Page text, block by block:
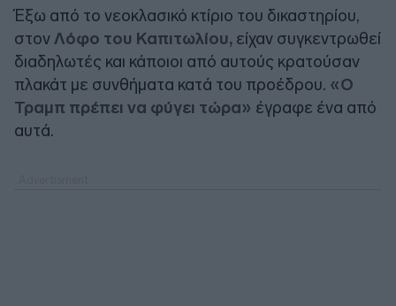
Έξω από το νεοκλασικό κτίριο του δικαστηρίου,
στονΛόφο του Καπιτωλίου, είχαν συγκεντρωθεί
διαδηλωτές και κάποιοι από αυτούς κρατούσαν
πλακάτ με συνθήματα κατά του προέδρου. «Ο
Τραμπ πρέπει να φύγει τώρα» έγραφε ένα από
αυτά.